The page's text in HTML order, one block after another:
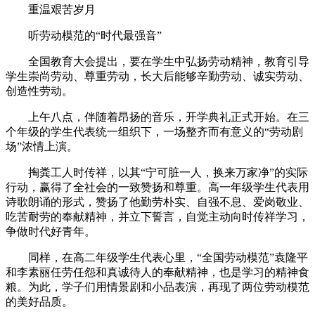
重温艰苦岁月
听劳动模范的“时代最强音”
全国教育大会提出，要在学生中弘扬劳动精神，教育引导
学生崇尚劳动、尊重劳动，长大后能够辛勤劳动、诚实劳动、
创造性劳动。
上午八点，伴随着昂扬的音乐，开学典礼正式开始。在三
个年级的学生代表统一组织下，一场整齐而有意义的“劳动剧
场”浓情上演。
掏粪工人时传祥，以其“宁可脏一人，换来万家净”的实际
行动，赢得了全社会的一致赞扬和尊重。高一年级学生代表用
诗歌朗诵的形式，赞扬了他勤劳朴实、自强不息、爱岗敬业、
吃苦耐劳的奉献精神，并立下誓言，自觉主动向时传祥学习，
争做时代好青年。
同样，在高二年级学生代表心里，“全国劳动模范”袁隆平
和李素丽任劳任怨和真诚待人的奉献精神，也是学习的精神食
粮。为此，学子们用情景剧和小品表演，再现了两位劳动模范
的美好品质。